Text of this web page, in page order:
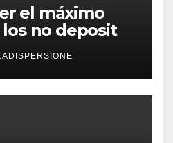
el máximo
no deposit
roby casino